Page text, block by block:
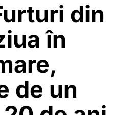
din
în
de un